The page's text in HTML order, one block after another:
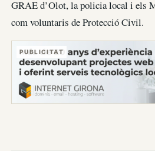
GRAE d’Olot, la policia local i els
com voluntaris de Protecció Civil.
PUBLICITAT